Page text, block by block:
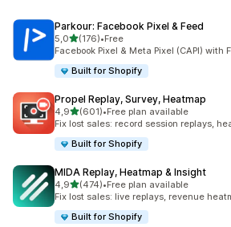
Parkour: Facebook Pixel & Feed
5,0na 5 gwiazdek
(176)
Łączna liczba recenzji: 176
•Free
Facebook Pixel & Meta Pixel (CAPI) with
Built for Shopify
Propel Replay, Survey, Heatmap
4,9na 5 gwiazdek
(601)
Łączna liczba recenzji: 601
•Free plan available
Fix lost sales: record session replays,
Built for Shopify
MIDA Replay, Heatmap & Insight
4,9na 5 gwiazdek
(474)
Łączna liczba recenzji: 474
•Free plan available
Fix lost sales: live replays, revenue
Built for Shopify